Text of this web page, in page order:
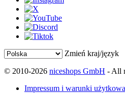
Zmień kraj/język
© 2010-2026 niceshops GmbH - All
Impressum i warunki